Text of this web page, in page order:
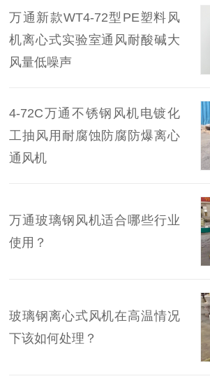
万通新款WT4-72型PE塑料风
机离心式实验室通风耐酸碱大
风量低噪声
4-72C万通不锈钢风机电镀化
工抽风用耐腐蚀防腐防爆离心
通风机
万通玻璃钢风机适合哪些行业
使用？
玻璃钢离心式风机在高温情况
下该如何处理？